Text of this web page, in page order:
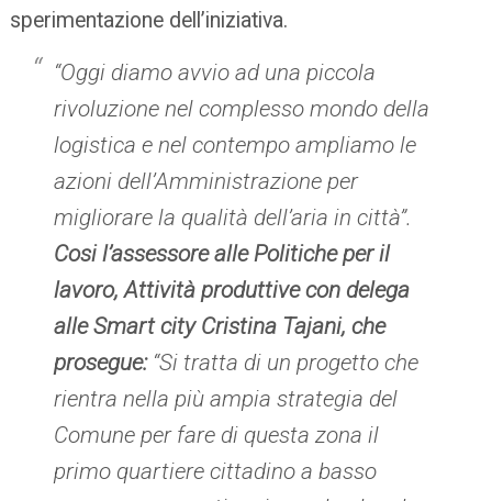
sperimentazione dell’iniziativa.
“Oggi diamo avvio ad una piccola
rivoluzione nel complesso mondo della
logistica e nel contempo ampliamo le
azioni dell’Amministrazione per
migliorare la qualità dell’aria in città”.
Cosi l’assessore alle Politiche per il
lavoro, Attività produttive con delega
alle Smart city Cristina Tajani, che
prosegue: “Si tratta di un progetto che
rientra nella più ampia strategia del
Comune per fare di questa zona il
primo quartiere cittadino a basso